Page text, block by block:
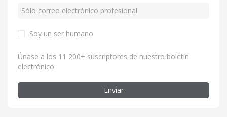
Soy un ser humano
Únase a los 11 200+ suscriptores de nuestro boletín
electrónico
Enviar